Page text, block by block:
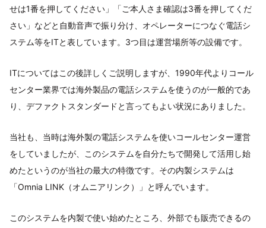
せは1番を押してください」「ご本人さま確認は3番を押してくだ
さい」などと自動音声で振り分け、オペレーターにつなぐ電話シ
ステム等をITと表しています。3つ目は運営場所等の設備です。
ITについてはこの後詳しくご説明しますが、1990年代よりコール
センター業界では海外製品の電話システムを使うのが一般的であ
り、デファクトスタンダードと言ってもよい状況にありました。
当社も、当時は海外製の電話システムを使いコールセンター運営
をしていましたが、このシステムを自分たちで開発して活用し始
めたというのが当社の最大の特徴です。その内製システムは
「Omnia LINK（オムニアリンク）」と呼んでいます。
このシステムを内製で使い始めたところ、外部でも販売できるの